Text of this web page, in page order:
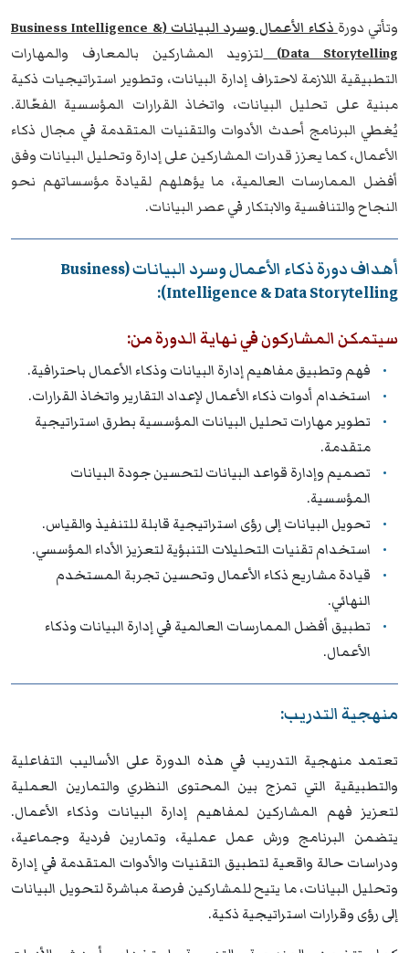
وتأتي دورة
ذكاء الأعمال وسرد البيانات (Business Intelligence &
Data Storytelling)
لتزويد المشاركين بالمعارف والمهارات
التطبيقية اللازمة لاحتراف إدارة البيانات، وتطوير استراتيجيات ذكية
مبنية على تحليل البيانات، واتخاذ القرارات المؤسسية الفعّالة.
يُغطي البرنامج أحدث الأدوات والتقنيات المتقدمة في مجال ذكاء
الأعمال، كما يعزز قدرات المشاركين على إدارة وتحليل البيانات وفق
أفضل الممارسات العالمية، ما يؤهلهم لقيادة مؤسساتهم نحو
النجاح والتنافسية والابتكار في عصر البيانات.
أهداف دورة ذكاء الأعمال وسرد البيانات (Business
Intelligence & Data Storytelling):
سيتمكن المشاركون في نهاية الدورة من:
فهم وتطبيق مفاهيم إدارة البيانات وذكاء الأعمال باحترافية.
استخدام أدوات ذكاء الأعمال لإعداد التقارير واتخاذ القرارات.
تطوير مهارات تحليل البيانات المؤسسية بطرق استراتيجية
متقدمة.
تصميم وإدارة قواعد البيانات لتحسين جودة البيانات
المؤسسية.
تحويل البيانات إلى رؤى استراتيجية قابلة للتنفيذ والقياس.
استخدام تقنيات التحليلات التنبؤية لتعزيز الأداء المؤسسي.
قيادة مشاريع ذكاء الأعمال وتحسين تجربة المستخدم
النهائي.
تطبيق أفضل الممارسات العالمية في إدارة البيانات وذكاء
الأعمال.
منهجية التدريب:
تعتمد منهجية التدريب في هذه الدورة على الأساليب التفاعلية
والتطبيقية التي تمزج بين المحتوى النظري والتمارين العملية
لتعزيز فهم المشاركين لمفاهيم إدارة البيانات وذكاء الأعمال.
يتضمن البرنامج ورش عمل عملية، وتمارين فردية وجماعية،
ودراسات حالة واقعية لتطبيق التقنيات والأدوات المتقدمة في إدارة
وتحليل البيانات، ما يتيح للمشاركين فرصة مباشرة لتحويل البيانات
إلى رؤى وقرارات استراتيجية ذكية.